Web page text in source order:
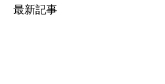
最新記事